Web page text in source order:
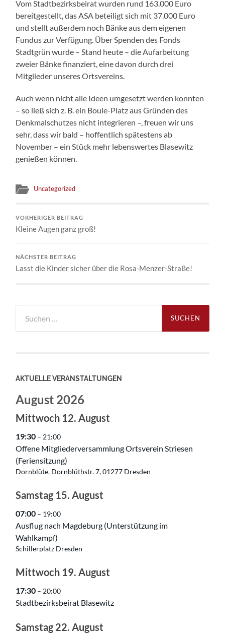
Vom Stadtbezirksbeirat wurden rund 163.000 Euro
bereitgestellt, das ASA beteiligt sich mit 37.000 Euro
und stellt außerdem noch Bänke aus dem eigenen
Fundus zur Verfügung. Über Spenden des Fonds
Stadtgrün wurde – Stand heute – die Aufarbeitung
zweier Bänke finanziert, eine davon durch drei
Mitglieder unseres Ortsvereins.
Auch wenn nicht alle Ideen umgesetzt werden konnten
– so ließ sich z. B. ein Boule-Platz aus Gründen des
Denkmalschutzes nicht integrieren –, freuen wir uns
sehr, dass wir bald – hoffentlich spätestens ab
November – ein Stück mehr lebenswertes Blasewitz
genießen können.
Uncategorized
VORHERIGER BEITRAG
Kleine Augen ganz groß!
NÄCHSTER BEITRAG
Lasst die Kinder sicher über die Rosa-Menzer-Straße!
nach:
AKTUELLE VERANSTALTUNGEN
August 2026
Mittwoch 12. August
19:30 – 21:00
Offene Mitgliederversammlung Ortsverein Striesen
(Feriensitzung)
Dornblüte, Dornblüthstr. 7, 01277 Dresden
Samstag 15. August
07:00 – 19:00
Ausflug nach Magdeburg (Unterstützung im
Wahlkampf)
Schillerplatz Dresden
Mittwoch 19. August
17:30 – 20:00
Stadtbezirksbeirat Blasewitz
Samstag22. August